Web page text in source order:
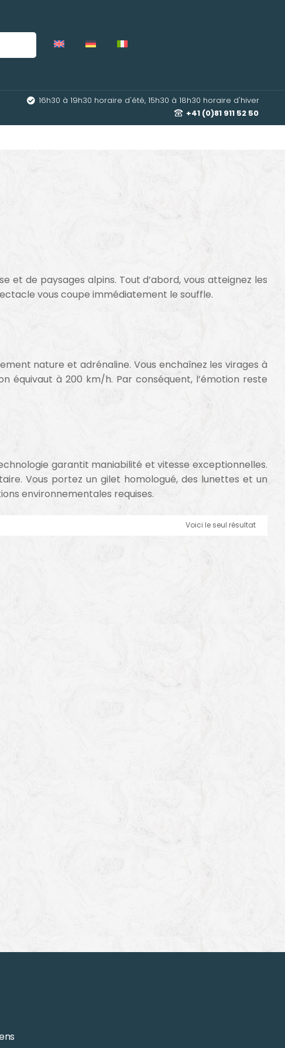
16h30 à 19h30 horaire d'été, 15h30 à 18h30 horaire d'hiver
+41 (0)81 911 52 50
et de paysages alpins. Tout d’abord, vous atteignez les
vous coupe immédiatement le souffle.
nature et adrénaline. Vous enchaînez les virages à
équivaut à 200 km/h. Par conséquent, l’émotion reste
garantit maniabilité et vitesse exceptionnelles.
Vous portez un gilet homologué, des lunettes et un
environnementales requises.
Voici le seul résultat